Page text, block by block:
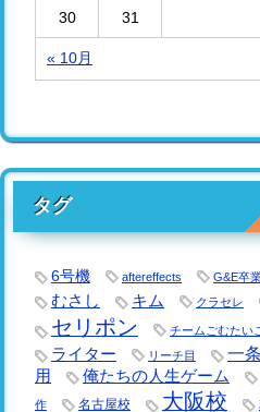
« 10月
30 31
タグ
6号機 aftereffects G&E卒
むさし キム クラセレ
セリポン チームごむたい
ライター リーチ目 一
用
俺たちの人生ゲーム
作 名古屋校 大阪校